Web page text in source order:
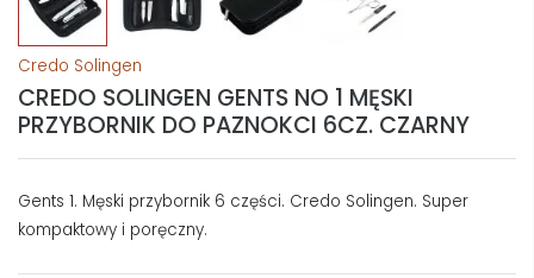
Credo Solingen
CREDO SOLINGEN GENTS NO 1 MĘSKI
PRZYBORNIK DO PAZNOKCI 6CZ. CZARNY
Gents 1. Męski przybornik 6 części. Credo Solingen. Super
kompaktowy i poręczny.